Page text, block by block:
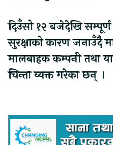
दिउँसो १२ बजेदेखि
सुरक्षाको कारण जनाउँदै
मालबाहक कम्पनी तथा
चिन्ता व्यक्त गरेका छन् ।